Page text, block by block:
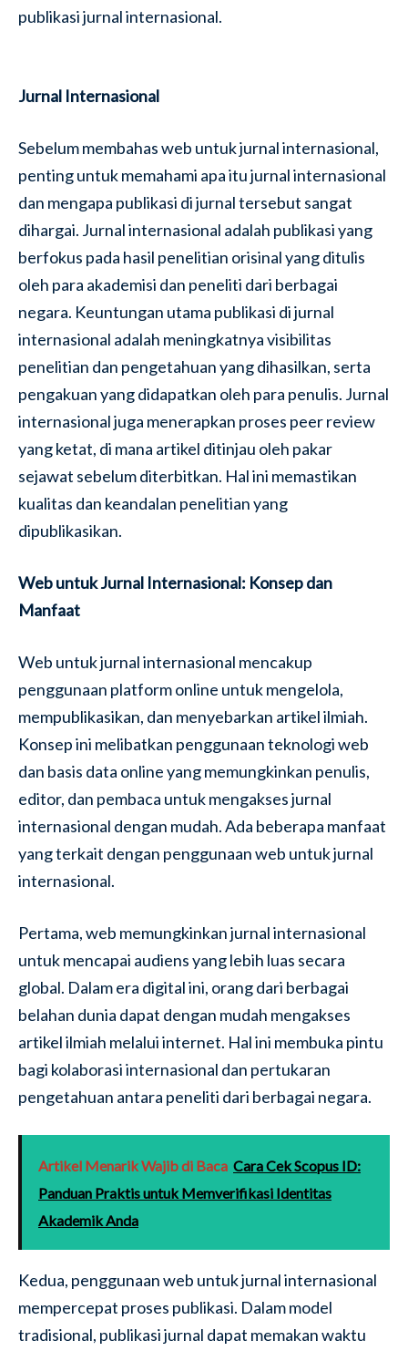
publikasi jurnal internasional.
Jurnal Internasional
Sebelum membahas web untuk jurnal internasional,
penting untuk memahami apa itu jurnal internasional
dan mengapa publikasi di jurnal tersebut sangat
dihargai. Jurnal internasional adalah publikasi yang
berfokus pada hasil penelitian orisinal yang ditulis
oleh para akademisi dan peneliti dari berbagai
negara. Keuntungan utama publikasi di jurnal
internasional adalah meningkatnya visibilitas
penelitian dan pengetahuan yang dihasilkan, serta
pengakuan yang didapatkan oleh para penulis. Jurnal
internasional juga menerapkan proses peer review
yang ketat, di mana artikel ditinjau oleh pakar
sejawat sebelum diterbitkan. Hal ini memastikan
kualitas dan keandalan penelitian yang
dipublikasikan.
Web untuk Jurnal Internasional: Konsep dan
Manfaat
Web untuk jurnal internasional mencakup
penggunaan platform online untuk mengelola,
mempublikasikan, dan menyebarkan artikel ilmiah.
Konsep ini melibatkan penggunaan teknologi web
dan basis data online yang memungkinkan penulis,
editor, dan pembaca untuk mengakses jurnal
internasional dengan mudah. Ada beberapa manfaat
yang terkait dengan penggunaan web untuk jurnal
internasional.
Pertama, web memungkinkan jurnal internasional
untuk mencapai audiens yang lebih luas secara
global. Dalam era digital ini, orang dari berbagai
belahan dunia dapat dengan mudah mengakses
artikel ilmiah melalui internet. Hal ini membuka pintu
bagi kolaborasi internasional dan pertukaran
pengetahuan antara peneliti dari berbagai negara.
Artikel Menarik Wajib di Baca Cara Cek Scopus ID:
Panduan Praktis untuk Memverifikasi Identitas
Akademik Anda
Kedua, penggunaan web untuk jurnal internasional
mempercepat proses publikasi. Dalam model
tradisional, publikasi jurnal dapat memakan waktu